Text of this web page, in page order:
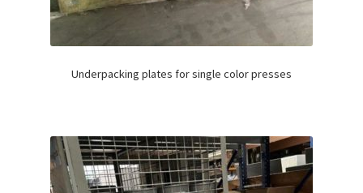
Underpacking plates for single color presses